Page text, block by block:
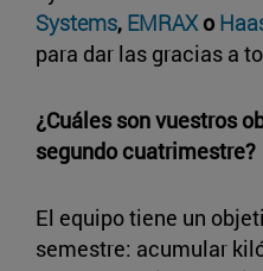
Systems, EMRAXo
para dar las gracias a
¿Cuáles son vuestros
segundo cuatrimestre?
El equipo tiene un
semestre: acumular